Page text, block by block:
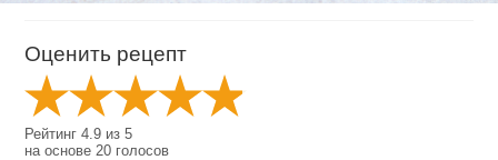
Оценить рецепт
Рейтинг4.9 из5
на основе 20 голосов